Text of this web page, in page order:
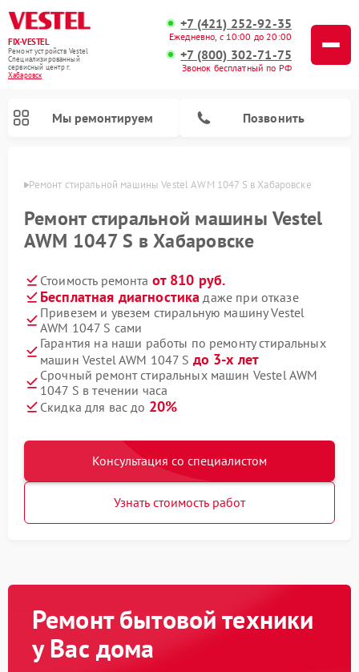
FIX-VESTEL
Ремонт устройств Vestel
Специализированный
cервисный центр г.
Хабаровск
+7 (421) 252-92-35
Ежедневно, с 10:00 до 20:00
+7 (800) 302-71-75
Звонок бесплатный по РФ
Мы ремонтируем Позвонить
Ремонт стиральной машины Vestel AWM 1047 S в Хабаровске
Ремонт стиральной машины Vestel
AWM 1047 S в Хабаровске
Стоимость ремонта от 810 руб.
Бесплатная диагностика даже при отказе
Привезем и увезем стиральную машину Vestel
AWM 1047 S сами
Гарантия на наши работы по ремонту стиральных
машин Vestel AWM 1047 S до 3-х лет
Срочный ремонт стиральных машин Vestel AWM
1047 S в течении часа
Скидка для вас до 20%
Консультация со специалистом
Узнать стоимость работ
Ремонт бытовой техники
у Вас дома